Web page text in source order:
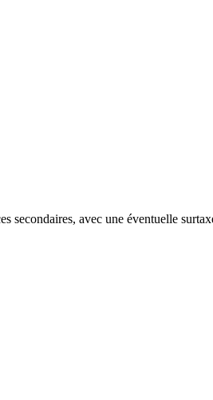
secondaires, avec une éventuelle